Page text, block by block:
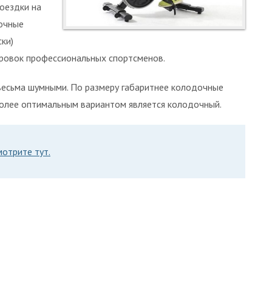
на
профессиональных спортсменов.
шумными. По размеру габаритнее колодочные
оптимальным вариантом является колодочный.
тут.